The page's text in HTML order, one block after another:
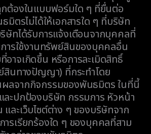
กต้องในแบบฟอร์มใด ๆ ที่ยื่นต่อ
ตรไม่ได้ให้เอกสารใด ๆ ที่บริษัท
ษัทได้รับการแจ้งเตือนจากบุคคลที่
ารใช้งานทรัพย์สินของบุคคลอื่น
าจเกิดขึ้น หรือการละเมิดสิทธิ์
สินทางปัญญา) ที่กระทำโดย
ลจากกิจกรรมของพันธมิตร ในที่นี้
ละปกป้องบริษัท กรรมการ หัวหน้า
ละเว็บไซต์ต่าง ๆ ของบริษัทจาก
รเรียกร้องใด ๆ ของบุคคลที่สาม